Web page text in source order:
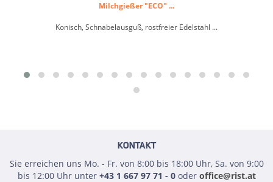
Milchgießer "ECO" ...
Konisch, Schnabelausguß, rostfreier Edelstahl ...
KONTAKT
Sie erreichen uns Mo. - Fr. von 8:00 bis 18:00 Uhr, Sa. von 9:00
bis 12:00 Uhr unter +43 1 667 97 71 - 0oder office@rist.at